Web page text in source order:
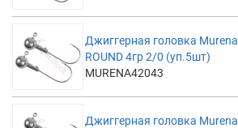
Джиггерная головка Murena
ROUND 4гр 2/0 (уп.5шт)
MURENA42043
Джиггерная головка Murena